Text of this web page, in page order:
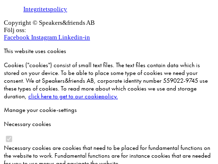
Integritetspolicy
Copyright © Speakers&friends AB
Följ oss:
Facebook Instagram Linkedin-in
This website uses cookies
Cookies ("cookies") consist of small text files. The text files contain data which is
stored on your device. To be able to place some type of cookies we need your
consent. We at Speakers&friends AB, corporate identity number 559022-9745 use
these types of cookies. To read more about which cookies we use and storage
duration, click here to get to our cookiepolicy.
Manage your cookie-settings
Necessary cookies
Necessary cookies are cookies that need to be placed for fundamental functions on
the website to work. Fundamental functions are for instance cookies that are needed